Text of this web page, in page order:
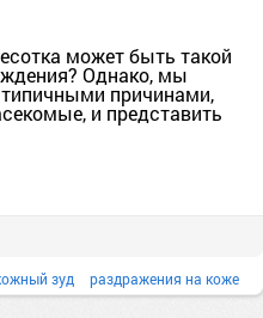
может быть такой
Однако, мы
причинами,
и представить
зуд раздражения на коже